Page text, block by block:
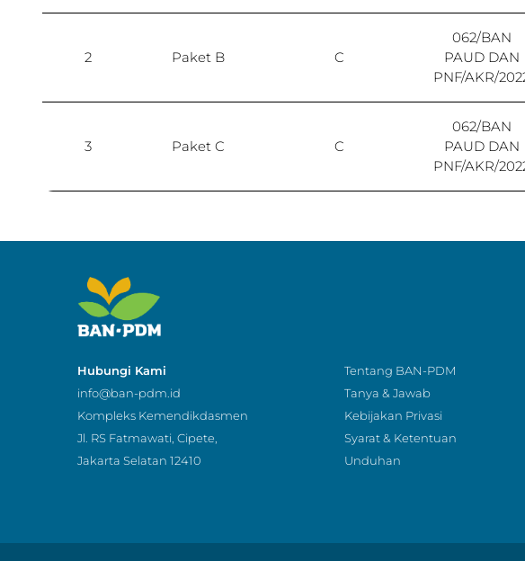
2 Paket B C
062/BAN
PAUD DAN
PNF/AKR/
3 Paket C C
062/BAN
PAUD DAN
PNF/AKR/
Hubungi Kami
info@ban-pdm.id
Kompleks Kemendikdasmen
Jl. RS Fatmawati, Cipete,
Jakarta Selatan 12410
Tentang BAN-PDM
Tanya & Jawab
Kebijakan Privasi
Syarat & Ketentuan
Unduhan